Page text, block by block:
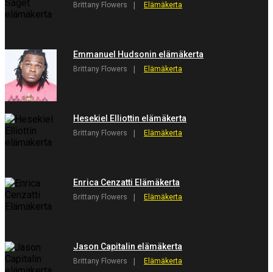
Brittany Flowers Elämäkerta
Emmanuel Hudsonin elämäkerta
Brittany Flowers Elämäkerta
Hesekiel Elliottin elämäkerta
Brittany Flowers Elämäkerta
Enrica Cenzatti Elämäkerta
Brittany Flowers Elämäkerta
Jason Capitalin elämäkerta
Brittany Flowers Elämäkerta